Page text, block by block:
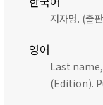
저자명. (출
영어
Last
(Edition).